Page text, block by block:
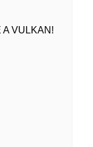
A VULKAN!